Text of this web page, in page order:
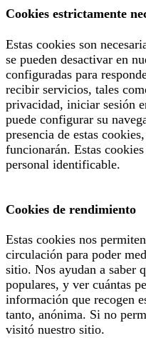
Cookies estrictamente
Estas cookies son
se pueden desactivar en
configuradas para
recibir servicios, tales
privacidad, iniciar sesión
puede configurar su
presencia de estas
funcionarán. Estas
personal identificable.
Cookies de rendimiento
Estas cookies nos
circulación para poder
sitio. Nos ayudan a saber
populares, y ver cuántas
información que recogen
tanto, anónima. Si no
visitó nuestro sitio.